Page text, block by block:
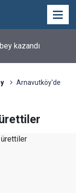
kazandı
Arnavutköy'de